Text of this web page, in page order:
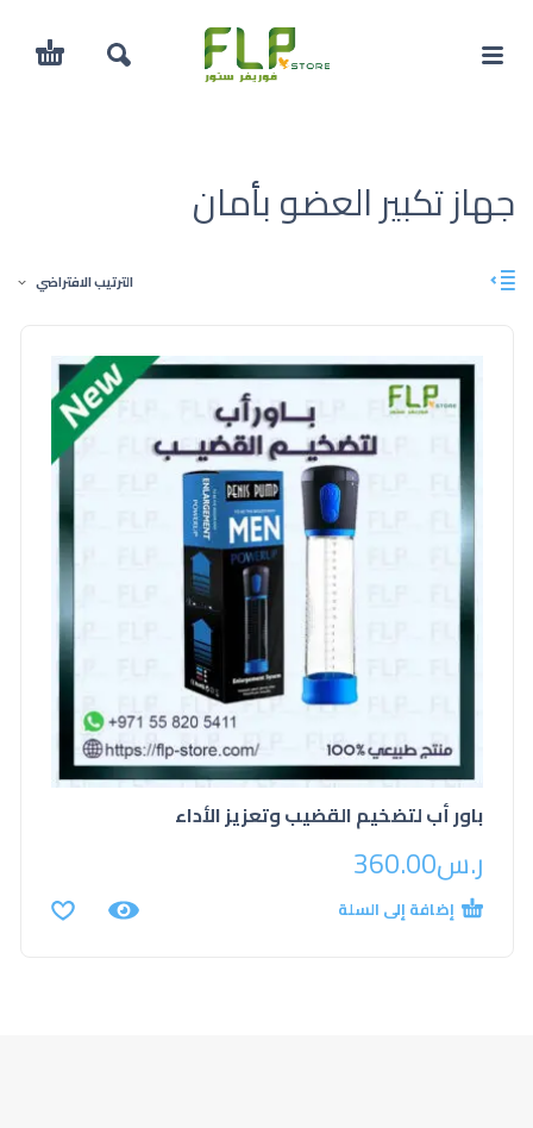
جهاز تكبير العضو بأمان
الترتيب الافتراضي
باور أب لتضخيم القضيب وتعزيز الأداء
ر.س360.00
إضافة إلى السلة